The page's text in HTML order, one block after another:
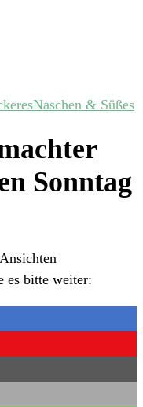
Naschen & Süßes
Sonntag
es bitte weiter: